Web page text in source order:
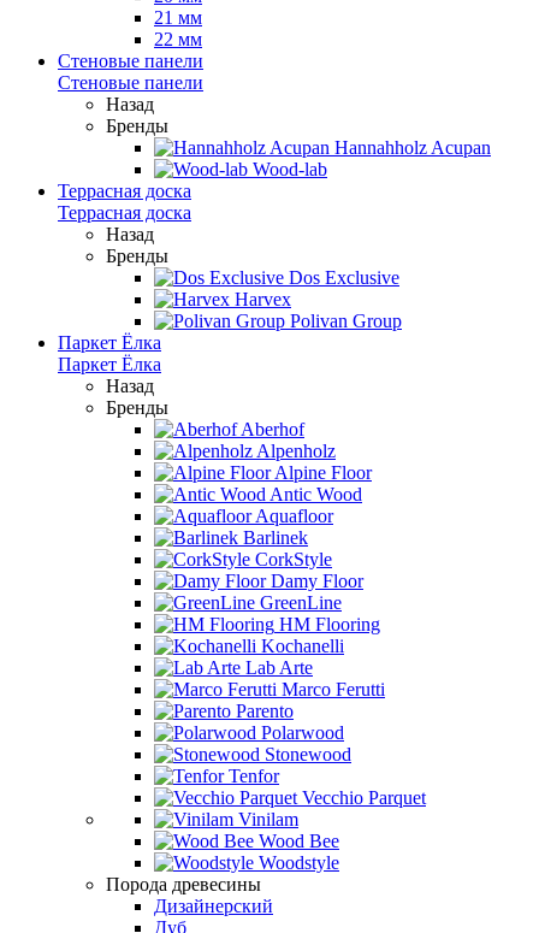
21 мм
22 мм
Стеновые панели
Стеновые панели
Назад
Бренды
Hannahholz Acupan
Wood-lab
Террасная доска
Террасная доска
Назад
Бренды
Dos Exclusive
Harvex
Polivan Group
Паркет Ёлка
Паркет Ёлка
Назад
Бренды
Aberhof
Alpenholz
Alpine Floor
Antic Wood
Aquafloor
Barlinek
CorkStyle
Damy Floor
GreenLine
HM Flooring
Kochanelli
Lab Arte
Marco Ferutti
Parento
Polarwood
Stonewood
Tenfor
Vecchio Parquet
Vinilam
Wood Bee
Woodstyle
Порода древесины
Дизайнерский
Дуб